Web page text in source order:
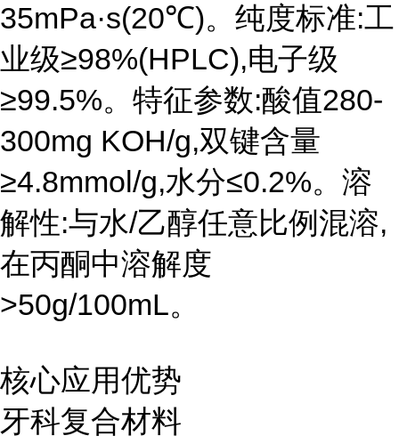
35mPa·s(20℃)。纯度标准:工
业级≥98%(HPLC),电子级
≥99.5%。特征参数:酸值280-
300mg KOH/g,双键含量
≥4.8mmol/g,水分≤0.2%。溶
解性:与水/乙醇任意比例混溶,
在丙酮中溶解度
>50g/100mL。
核心应用优势
牙科复合材料